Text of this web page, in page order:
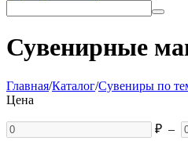
Сувенирные
Главная/Каталог/Сувениры по
Цена
₽ –